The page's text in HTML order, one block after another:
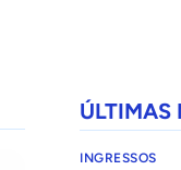
ÚLTIMAS
INGRESSOS